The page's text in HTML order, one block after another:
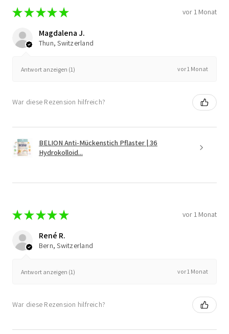
★★ ★★★ vor 1 Monat
Magdalena J.
Thun, Switzerland
Antwort anzeigen (1) vor 1 Monat
War diese Rezension hilfreich?
BELION Anti-Mückenstich Pflaster | 36
Hydrokolloid...
★★ ★★★ vor 1 Monat
René R.
Bern, Switzerland
Antwort anzeigen (1) vor 1 Monat
War diese Rezension hilfreich?